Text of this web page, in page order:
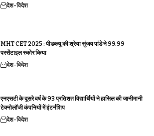
देश-विदेश
MHT CET 2025 : पीडब्ल्यू की श्रेया सुंजय पांडे ने 99.99
परसेंटाइल स्कोर किया
देश-विदेश
एनएसटी के दूसरे वर्ष के 93 प्रतिशत विद्यार्थियों ने हासिल की जानीमानी
टेक्नोलॉजी कंपनियों में इंटर्नशिप
देश-विदेश